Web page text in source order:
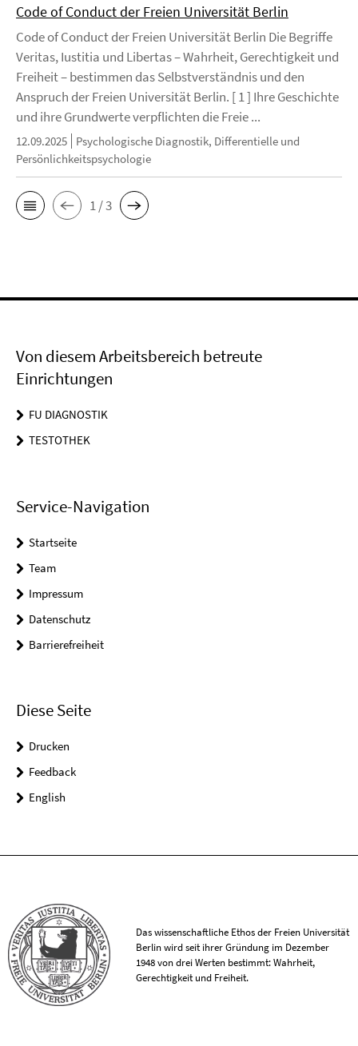
Code of Conduct der Freien Universität Berlin
Code of Conduct der Freien Universität Berlin Die Begriffe
Veritas, Iustitia und Libertas – Wahrheit, Gerechtigkeit und
Freiheit – bestimmen das Selbstverständnis und den
Anspruch der Freien Universität Berlin. [ 1 ] Ihre Geschichte
und ihre Grundwerte verpflichten die Freie ...
12.09.2025
Psychologische Diagnostik, Differentielle und
Persönlichkeitspsychologie
1 / 3
Von diesem Arbeitsbereich betreute
Einrichtungen
FU DIAGNOSTIK
TESTOTHEK
Service-Navigation
Startseite
Team
Impressum
Datenschutz
Barrierefreiheit
Diese Seite
Drucken
Feedback
English
Das wissenschaftliche Ethos der Freien Universität
Berlin wird seit ihrer Gründung im Dezember
1948 von drei Werten bestimmt: Wahrheit,
Gerechtigkeit und Freiheit.